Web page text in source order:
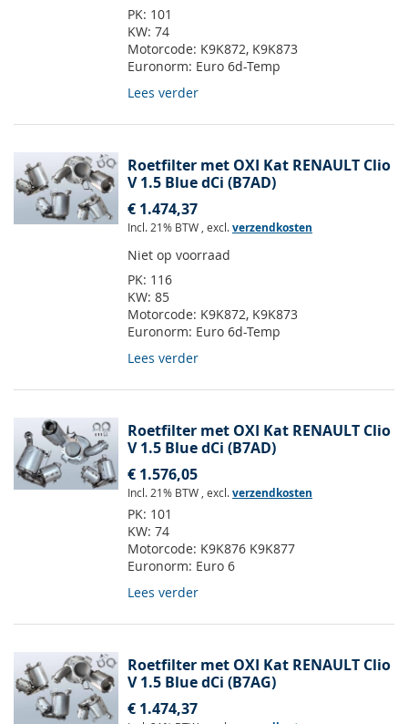
PK: 101
KW: 74
Motorcode: K9K872, K9K873
Euronorm: Euro 6d-Temp
Lees verder
Roetfilter met OXI Kat RENAULT Clio
V 1.5 Blue dCi (B7AD)
€ 1.474,37
Incl. 21% BTW , excl.verzendkosten
Niet op voorraad
PK: 116
KW: 85
Motorcode: K9K872, K9K873
Euronorm: Euro 6d-Temp
Lees verder
Roetfilter met OXI Kat RENAULT Clio
V 1.5 Blue dCi (B7AD)
€ 1.576,05
Incl. 21% BTW , excl.verzendkosten
PK: 101
KW: 74
Motorcode: K9K876 K9K877
Euronorm: Euro 6
Lees verder
Roetfilter met OXI Kat RENAULT Clio
V 1.5 Blue dCi (B7AG)
€ 1.474,37